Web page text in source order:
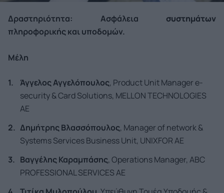
Δραστηριότητα: Ασφάλεια συστημάτων
πληροφορικής και υποδομών.
Μέλη
Άγγελος Αγγελόπουλος, Product Unit Manager e-
security & Card Solutions, MELLON TECHNOLOGIES
ΑΕ
Δημήτρης Βλασσόπουλος, Manager of network &
Systems Services Business Unit, UNIXFOR ΑΕ
Βαγγέλης Καραμπάσης, Operations Manager, ABC
PROFESSIONAL SERVICES AE